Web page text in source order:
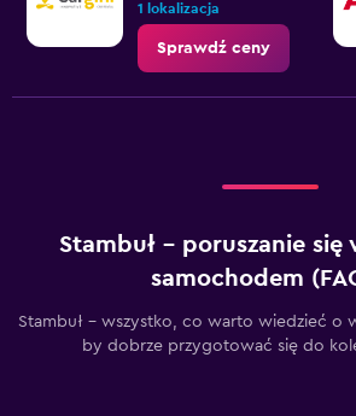
1 lokalizacja
Sprawdź ceny
Stambuł – poruszanie się
samochodem
Stambuł - wszystko, co warto wiedzieć o
by dobrze przygotować się do